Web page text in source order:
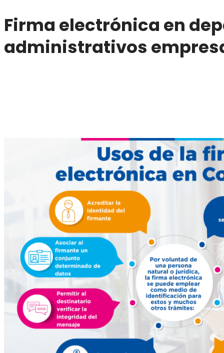
Firma electrónica en
administrativos